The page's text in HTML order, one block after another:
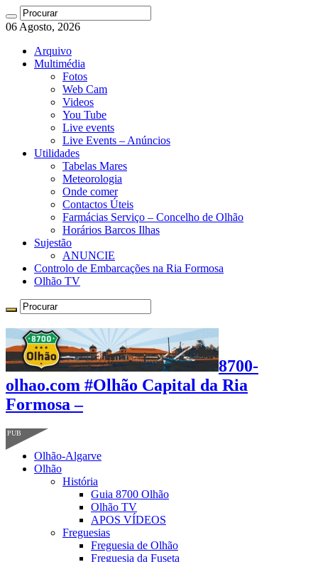
06 Agosto, 2026
Arquivo
Multimédia
Fotos
Web Cam
Videos
You Tube
Live events
Live Events – Anúncios
Utilidades
Tabelas Mares
Meteorologia
Onde comer
Contactos Úteis
Farmácias Serviço – Concelho de Olhão
Horários Barcos Ilhas
Sujestão
ANUNCIE
Controlo de Embarcações na Ria Formosa
Olhão TV
8700-
olhao.com #Olhão Capital da Ria
Formosa –
PUB
Olhão-Algarve
Olhão
História
Guia 8700 Olhão
Olhão TV
APOS VÍDEOS
Freguesias
Freguesia de Olhão
Freguesia da Fuseta